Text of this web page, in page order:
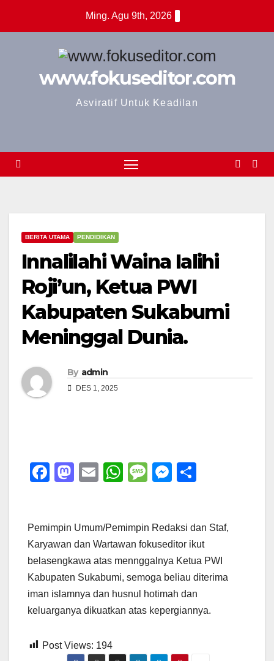
Ming. Agu 9th, 2026
www.fokuseditor.com
Asviratif Untuk Keadilan
BERITA UTAMA PENDIDIKAN
Innalilahi Waina Ialihi
Roji’un, Ketua PWI
Kabupaten Sukabumi
Meninggal Dunia.
By admin
DES 1, 2025
F
e
b
o
o
k
M
o
d
o
n
E
W
s
A
p
p
M
a
g
e
M
e
n
g
er
e
Pemimpin Umum/Pemimpin Redaksi dan Staf,
Karyawan dan Wartawan fokuseditor ikut
belasengkawa atas mennggalnya Ketua PWI
Kabupaten Sukabumi, semoga beliau diterima
iman islamnya dan husnul hotimah dan
keluarganya dikuatkan atas kepergiannya.
Post Views: 194